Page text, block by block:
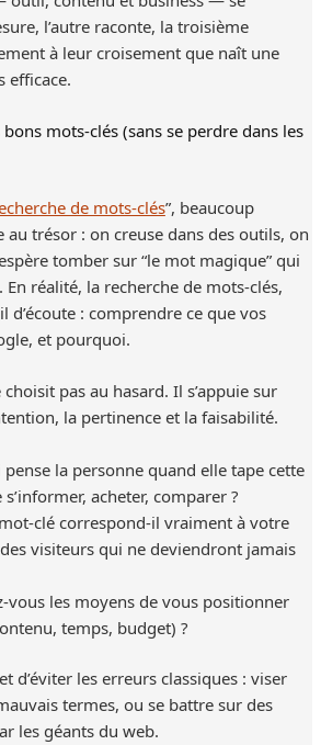
l’autre raconte, la troisième
à leur croisement que naît une
efficace.
mots-clés (sans se perdre dans les
de mots-clés”, beaucoup
au trésor : on creuse dans des outils, on
tomber sur “le mot magique” qui
réalité, la recherche de mots-clés,
d’écoute : comprendre ce que vos
et pourquoi.
pas au hasard. Il s’appuie sur
la pertinence et la faisabilité.
la personne quand elle tape cette
acheter, comparer ?
clé correspond-il vraiment à votre
visiteurs qui ne deviendront jamais
vous les moyens de vous positionner
temps, budget) ?
d’éviter les erreurs classiques : viser
termes, ou se battre sur des
les géants du web.